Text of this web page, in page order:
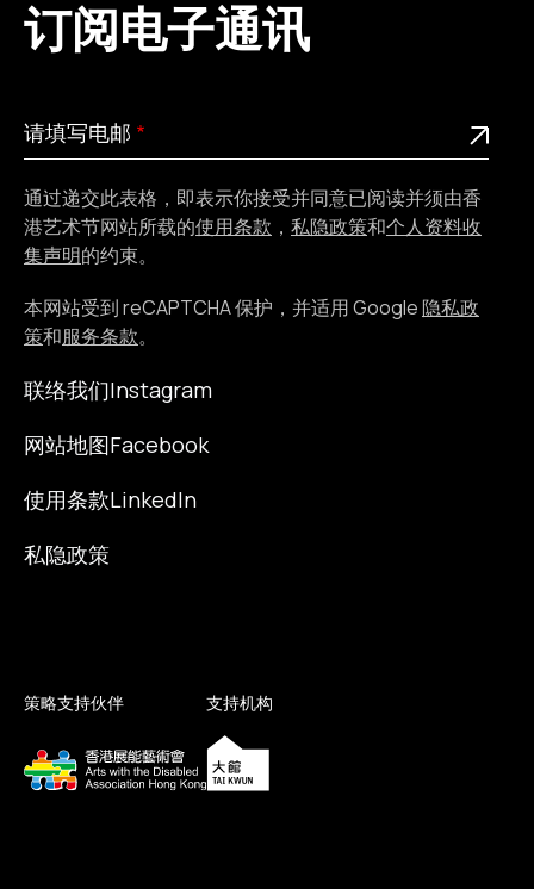
订阅电子通讯
请
填
写
电
邮
此为必填栏位
请填写电邮
通过递交此表格，即表示你接受并同意已阅读并须由香
港艺术节网站所载的使用条款 ， 私隐政策和个人资料收
集声明的约束。
本网站受到 reCAPTCHA 保护，并适用 Google隐私政
策和服务条款。
联络我们
网站地图
使用条款
私隐政策
Instagram
Facebook
LinkedIn
策略支持伙伴 支持机构